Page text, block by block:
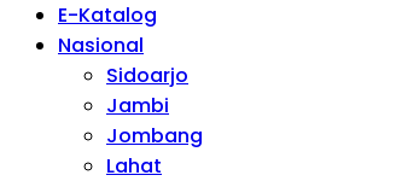
E-Katalog
Nasional
Sidoarjo
Jambi
Jombang
Lahat